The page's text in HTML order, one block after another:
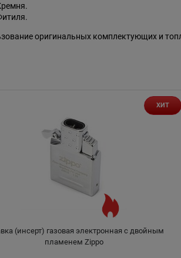
оригинальных комплектующих и
(инсерт) газовая электронная с двойным
пламенем Zippo
ХИТ